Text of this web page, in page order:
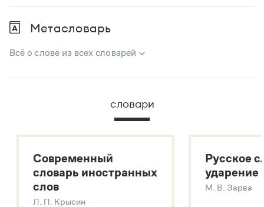
Метасловарь
Всё о слове из всех словарей
В метасловаре Грамоты в удобном виде собрана вся
Русский орфографический словарь
Большой толковый словарь русских глаголов
Современный словарь иностранных слов
Звук – технология синтеза платформы
SaluteSpeech
словари
Современный
словарь иностранных
слов
Л. П. Крысин
Русское
ударение
М. В. Зарва